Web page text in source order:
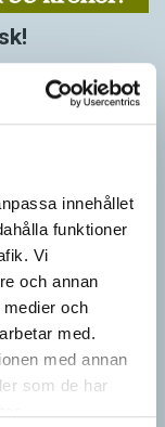
innehållet
funktioner
Vi
och annan
och
med.
med annan
som de har
Just nu kan du ge
kronor! Du kan